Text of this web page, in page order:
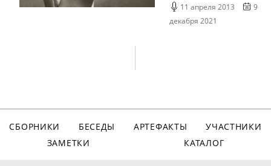
11 апреля 2013
9
декабря 2021
СБОРНИКИ БЕСЕДЫ АРТЕФАКТЫ
УЧАСТНИКИ
ЗАМЕТКИ
КАТАЛОГ